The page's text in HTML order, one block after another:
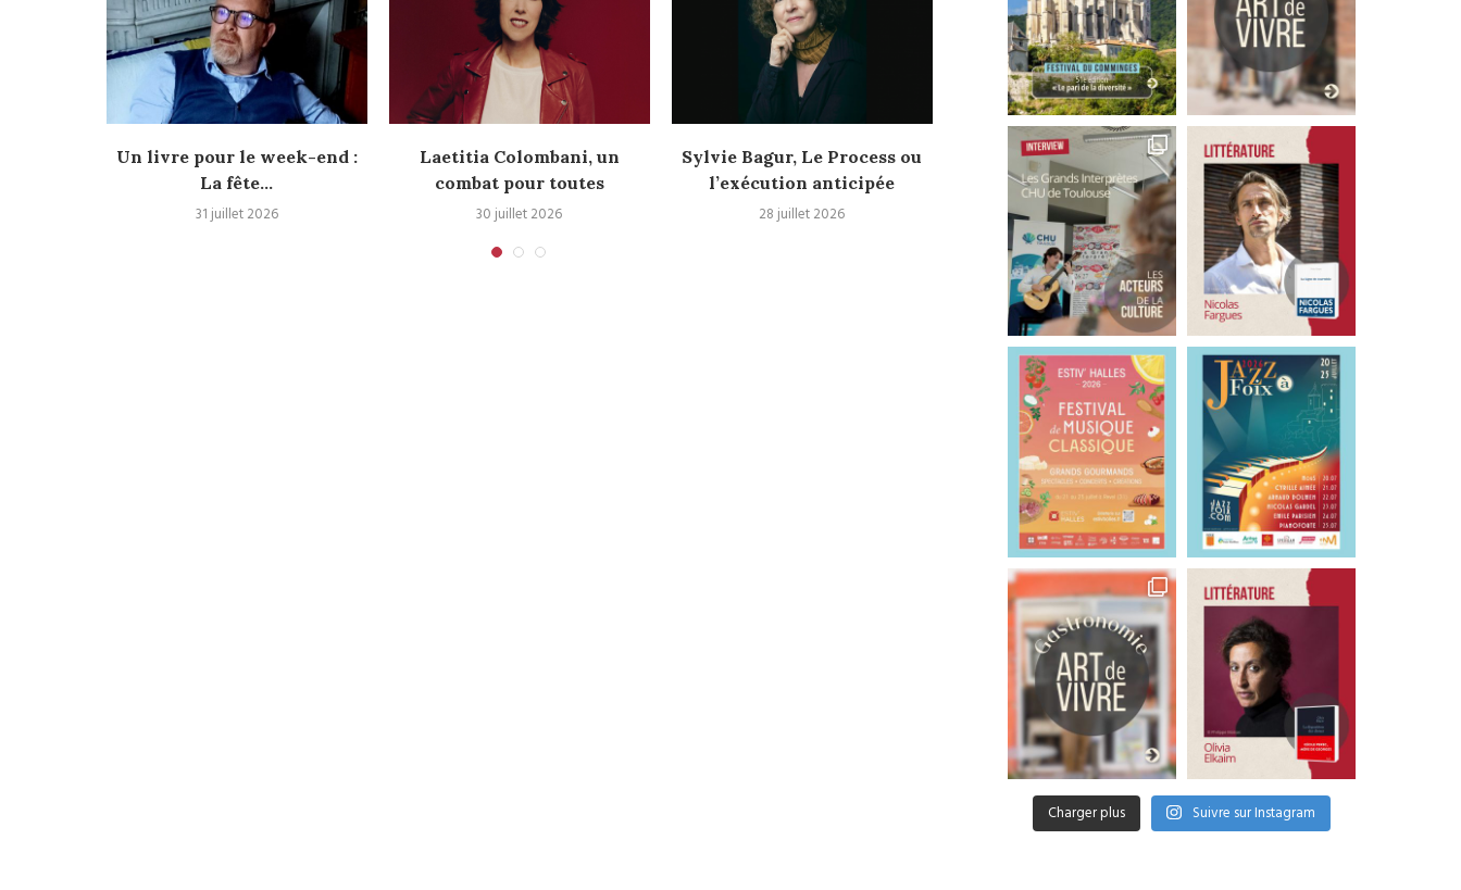
Un livre pour le week-end :
La fête...
31 juillet 2026
Laetitia Colombani, un
combat pour toutes
30 juillet 2026
Sylvie Bagur, Le Process ou
l’exécution anticipée
28 juillet 2026
La République de Gaïa,
d’Alexis Legayet
26 juillet 2026
Un livre pour le week-
Une affaire...
24 juillet 2026
Charger plus Suivre sur Instagram